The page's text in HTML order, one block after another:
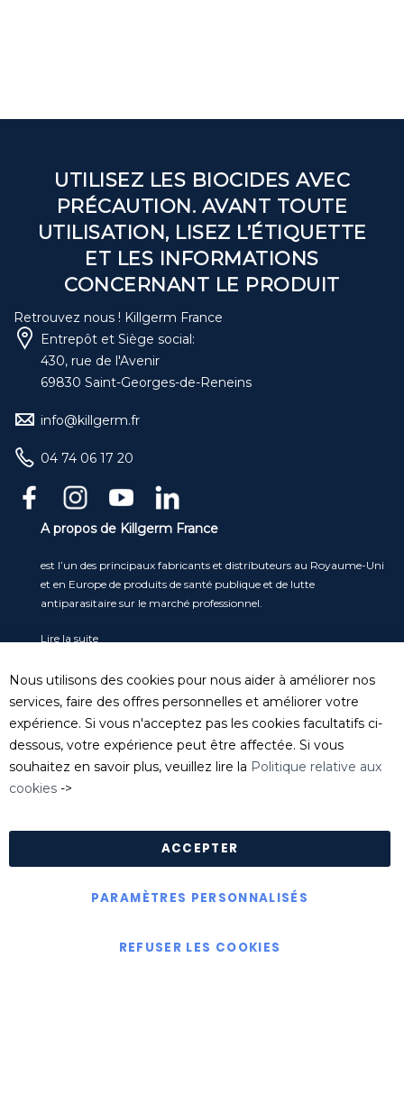
UTILISEZ LES BIOCIDES AVEC
PRÉCAUTION. AVANT TOUTE
UTILISATION, LISEZ L’ÉTIQUETTE
ET LES INFORMATIONS
CONCERNANT LE PRODUIT
Retrouvez nous ! Killgerm France
Entrepôt et Siège social:
430, rue de l'Avenir
69830 Saint-Georges-de-Reneins
info@killgerm.fr
04 74 06 17 20
A propos de Killgerm France
est l’un des principaux fabricants et distributeurs au Royaume-Uni
et en Europe de produits de santé publique et de lutte
antiparasitaire sur le marché professionnel.
Lire la suite
Service clients
Tel: 04 74 06 17 20
serviceclient@killgerm.fr
Département technique/ FDS
Nous utilisons des cookies pour nous aider à améliorer nos
services, faire des offres personnelles et améliorer votre
expérience. Si vous n'acceptez pas les cookies facultatifs ci-
dessous, votre expérience peut être affectée. Si vous
souhaitez en savoir plus, veuillez lire la Politique relative aux
cookies ->
ACCEPTER
PARAMÈTRES PERSONNALISÉS
REFUSER LES COOKIES